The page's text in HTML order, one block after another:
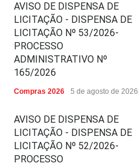
AVISO DE DISPENSA DE
LICITAÇÃO - DISPENSA DE
LICITAÇÃO Nº 53/2026-
PROCESSO
ADMINISTRATIVO Nº
165/2026
Compras 2026 5 de agosto de 2026
AVISO DE DISPENSA DE
LICITAÇÃO - DISPENSA DE
LICITAÇÃO Nº 52/2026-
PROCESSO